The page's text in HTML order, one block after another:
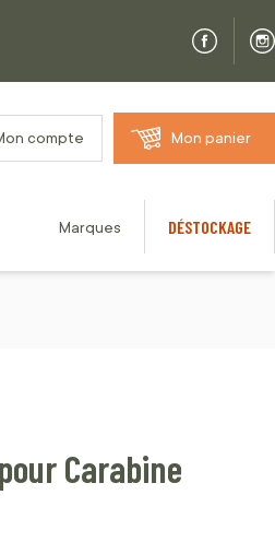
compte Mon panier
Marques DÉSTOCKAGE
Carabine